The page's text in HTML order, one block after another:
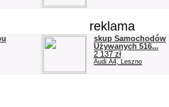
reklama
skup Samochodów
Używanych 516...
2 137 zł
Audi A4, Leszno